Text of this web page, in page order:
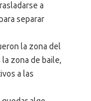
a
separar
la zona del
zona de baile,
a las